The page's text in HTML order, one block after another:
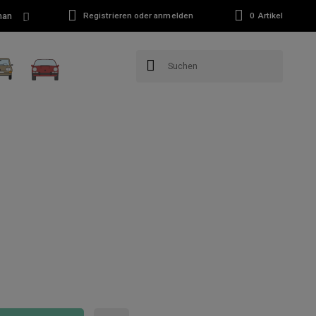
Registrieren oder anmelden 0 Artikel